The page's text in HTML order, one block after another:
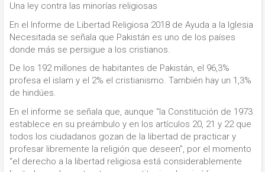
Una ley contra las minorías religiosas
En el Informe de Libertad Religiosa 2018 de Ayuda a la Iglesia
Necesitada se señala que Pakistán es uno de los países
donde más se persigue a los cristianos.
De los 192 millones de habitantes de Pakistán, el 96,3%
profesa el islam y el 2% el cristianismo. También hay un 1,3%
de hindúes.
En el informe se señala que, aunque “la Constitución de 1973
establece en su preámbulo y en los artículos 20, 21 y 22 que
todos los ciudadanos gozan de la libertad de practicar y
profesar libremente la religión que deseen”, por el momento
“el derecho a la libertad religiosa está considerablemente